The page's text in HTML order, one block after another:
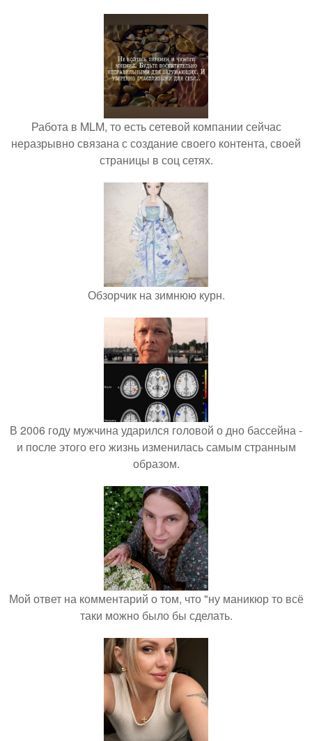
Работа в MLM, то есть сетевой компании сейчас
неразрывно связана с создание своего контента, своей
страницы в соц сетях.
Обзорчик на зимнюю курн.
В 2006 году мужчина ударился головой о дно бассейна -
и после этого его жизнь изменилась самым странным
образом.
Мой ответ на комментарий о том, что "ну маникюр то всё
таки можно было бы сделать.